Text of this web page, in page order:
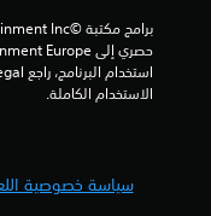
الاستخدام الكاملة.
سياسة خصوصية